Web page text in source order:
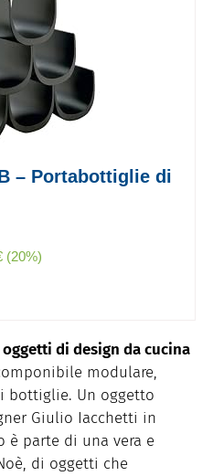
– Portabottiglie di
(20%)
oggetti di design da cucina
modulare,
bottiglie. Un oggetto
Giulio Iacchetti in
è parte di una vera e
di oggetti che